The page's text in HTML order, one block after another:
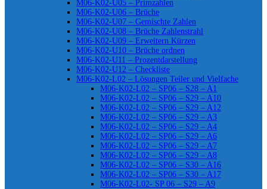
M06-K02-U05 – Primzahlen
M06-K02-U06 – Brüche
M06-K02-U07 – Gemischte Zahlen
M06-K02-U08 – Brüche Zahlenstrahl
M06-K02-U09 – Erweitern Kürzen
M06-K02-U10 – Brüche ordnen
M06-K02-U11 – Prozentdarstellung
M06-K02-U12 – Checkliste
M06-K02-L02 – Lösungen Teiler und Vielfache
M06-K02-L02 – SP06 – S28 – A1
M06-K02-L02 – SP06 – S29 – A10
M06-K02-L02 – SP06 – S29 – A12
M06-K02-L02 – SP06 – S29 – A3
M06-K02-L02 – SP06 – S29 – A4
M06-K02-L02 – SP06 – S29 – A6
M06-K02-L02 – SP06 – S29 – A7
M06-K02-L02 – SP06 – S29 – A8
M06-K02-L02 – SP06 – S30 – A16
M06-K02-L02 – SP06 – S30 – A17
M06-K02-L02- SP 06 – S29 – A9